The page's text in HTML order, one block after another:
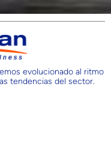
evolucionado al ritmo
tendencias del sector.